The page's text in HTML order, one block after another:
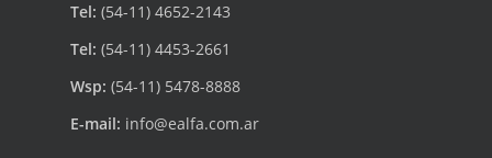
Tel: (54-11) 4652-2143
Tel: (54-11) 4453-2661
Wsp: (54-11) 5478-8888
E-mail: info@ealfa.com.ar